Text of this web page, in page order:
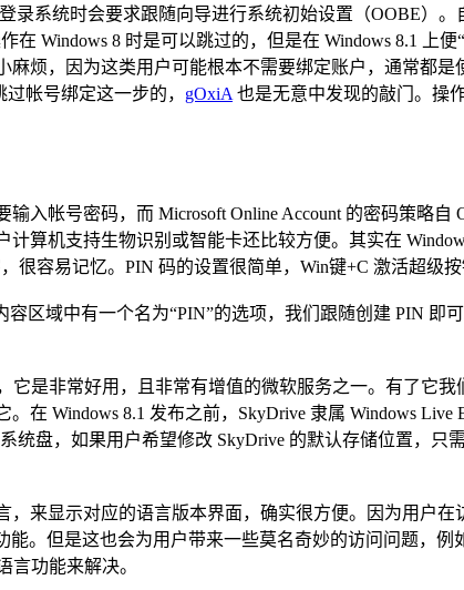
系统时会要求跟随向导进行系统初始设置（OOBE）。
Windows 8 时是可以跳过的，但是在 Windows 8.1 上便
烦，因为这类用户可能根本不需要绑定账户，通常都
帐号绑定这一步的， gOxiA也是无意中发现的敲门。操
帐号密码，而 Microsoft Online Account 的密码策略自
算机支持生物识别或智能卡还比较方便。其实在
很容易记忆。PIN 码的设置很简单，Win键+C 激活超级
域中有一个名为“PIN”的选项，我们跟随创建 PIN 即可
是非常好用，且非常有增值的微软服务之一。有了它
在 Windows 8.1 发布之前，SkyDrive 隶属 Windows
统盘，如果用户希望修改 SkyDrive 的默认存储位置，只
显示对应的语言版本界面，确实很方便。因为用户在
能。但是这也会为用户带来一些莫名奇妙的访问问题，
言功能来解决。